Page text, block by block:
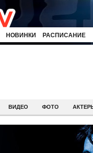
НОВИНКИ РАСПИСАНИЕ
ВИДЕО ФОТО